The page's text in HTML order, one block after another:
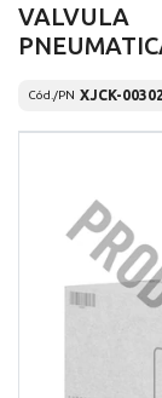
VALVULA
Cód./PN XJCK-